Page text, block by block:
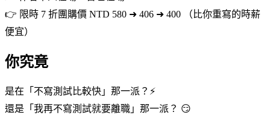
👉 限時 7 折團購價 NTD 580 ➜ 406 ➜ 400 （比你重寫的時薪
便宜）
你究竟
是在「不寫測試比較快」那一派？⚡️
還是「我再不寫測試就要離職」那一派？ 😏